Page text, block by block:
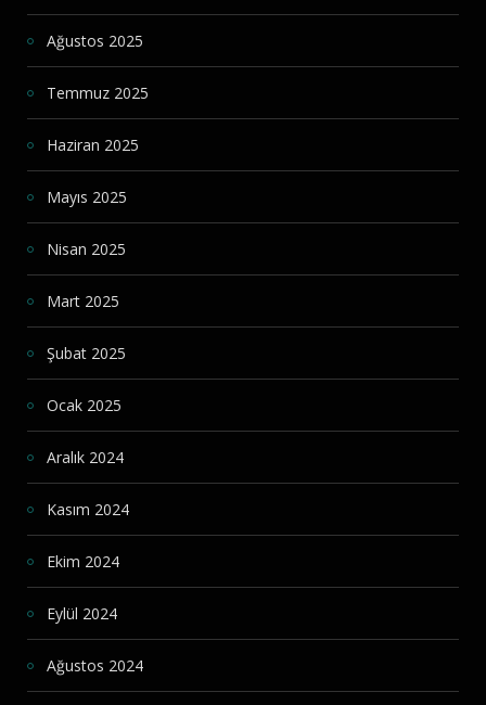
Ağustos 2025
Temmuz 2025
Haziran 2025
Mayıs 2025
Nisan 2025
Mart 2025
Şubat 2025
Ocak 2025
Aralık 2024
Kasım 2024
Ekim 2024
Eylül 2024
Ağustos 2024